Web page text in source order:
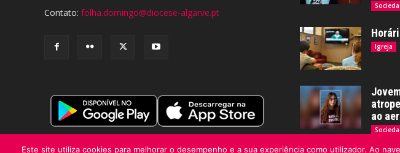
Contato: folha.domingo@diocese-algarve.pt
Igreja
ao
Este site utiliza cookies para melhorar o desempenho e a sua experiência como utilizador. Ao